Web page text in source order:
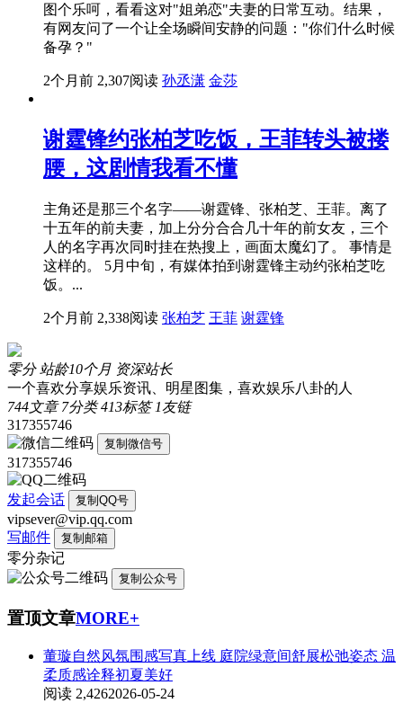
图个乐呵，看看这对"姐弟恋"夫妻的日常互动。结果，
有网友问了一个让全场瞬间安静的问题："你们什么时候
备孕？"
2个月前 2,307阅读 孙丞潇 金莎
谢霆锋约张柏芝吃饭，王菲转头被搂
腰，这剧情我看不懂
主角还是那三个名字——谢霆锋、张柏芝、王菲。离了
十五年的前夫妻，加上分分合合几十年的前女友，三个
人的名字再次同时挂在热搜上，画面太魔幻了。 事情是
这样的。 5月中旬，有媒体拍到谢霆锋主动约张柏芝吃
饭。...
2个月前 2,338阅读 张柏芝 王菲 谢霆锋
零分 站龄10个月 资深站长
一个喜欢分享娱乐资讯、明星图集，喜欢娱乐八卦的人
744文章 7分类 413标签 1友链
317355746
复制微信号
317355746
发起会话 复制QQ号
vipsever@vip.qq.com
写邮件
复制邮箱
零分杂记
复制公众号
置顶文章MORE+
董璇自然风氛围感写真上线 庭院绿意间舒展松弛姿态 温
柔质感诠释初夏美好
阅读 2,4262026-05-24